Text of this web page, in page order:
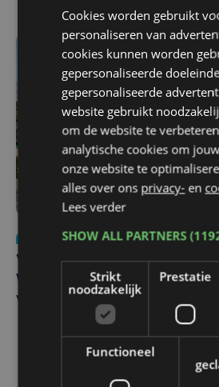
Nieuws
wo 5 augustus | 11:57
Vier Oostendse gynaecologen
West, dat ook een nieuwe
verwelkomt
Cookies worden gebruikt
personaliseren van
cookies kunnen worden
gepersonaliseerde
gepersonaliseerde
website gebruikt
om de website te
analytische cookies om
onze website te
alles over ons privacy- en
Lees verder
SHOW ALL PARTNERS
Strikt
noodzakelijk
Prestatie
Functioneel